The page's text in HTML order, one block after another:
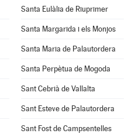
Santa Eulàlia de Riuprimer
Santa Margarida i els Monjos
Santa Maria de Palautordera
Santa Perpètua de Mogoda
Sant Cebrià de Vallalta
Sant Esteve de Palautordera
Sant Fost de Campsentelles